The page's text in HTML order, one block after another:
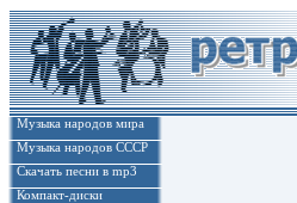
Музыка народов мира
Музыка народов СССР
Скачать песни в mp3
Компакт-диски